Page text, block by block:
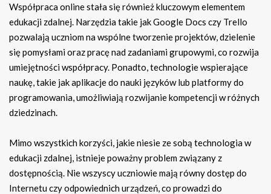
Współpraca online stała się również kluczowym elementem
edukacji zdalnej. Narzędzia takie jak Google Docs czy Trello
pozwalają uczniom na wspólne tworzenie projektów, dzielenie
się pomysłami oraz pracę nad zadaniami grupowymi, co rozwija
umiejętności współpracy. Ponadto, technologie wspierające
naukę, takie jak aplikacje do nauki języków lub platformy do
programowania, umożliwiają rozwijanie kompetencji w różnych
dziedzinach.
Mimo wszystkich korzyści, jakie niesie ze sobą technologia w
edukacji zdalnej, istnieje poważny problem związany z
dostępnością. Nie wszyscy uczniowie mają równy dostęp do
Internetu czy odpowiednich urządzeń, co prowadzi do